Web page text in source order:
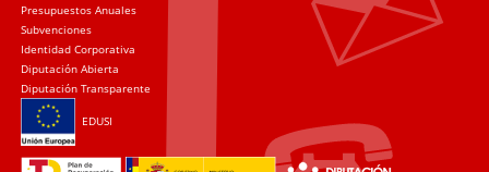
Presupuestos Anuales
Subvenciones
Identidad Corporativa
Diputación Abierta
Diputación Transparente
EDUSI